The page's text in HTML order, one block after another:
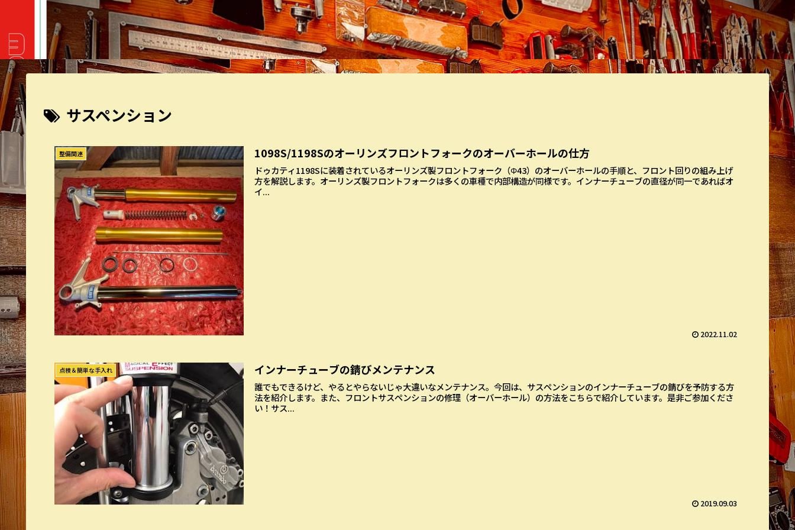
サスペンション
整備関連 1098S/1198Sのオーリンズフロントフォークのオーバーホールの仕方
ドゥカティ1198Sに装着されているオーリンズ製フロントフォーク（Φ43）のオーバーホールの手順と、フロント回りの組み上げ
方を解説します。オーリンズ製フロントフォークは多くの車種で内部構造が同様です。インナーチューブの直径が同一であればオ
イ...
2022.11.02
点検＆簡単な手入れ インナーチューブの錆びメンテナンス
誰でもできるけど、やるとやらないじゃ大違いなメンテナンス。今回は、サスペンションのインナーチューブの錆びを予防する方
法を紹介します。また、フロントサスペンションの修理（オーバーホール）の方法をこちらで紹介しています。是非ご参加くださ
い！サス...
2019.09.03